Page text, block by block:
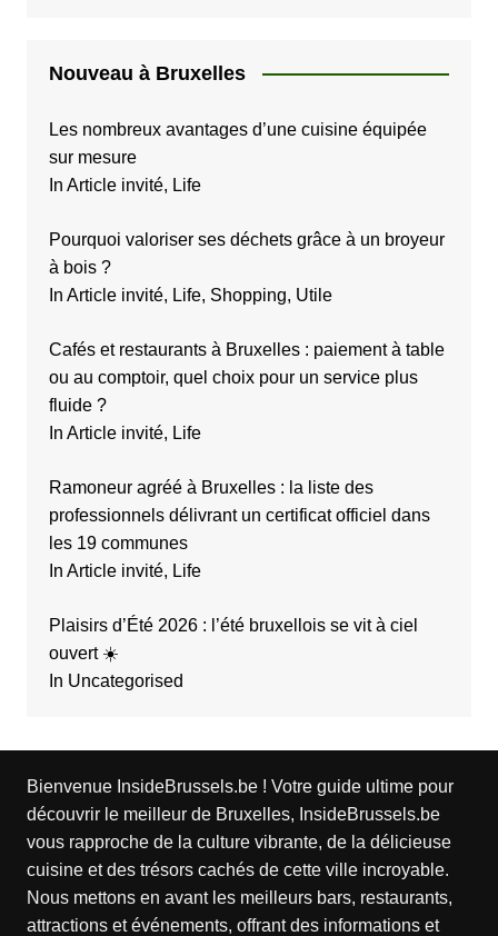
Nouveau à Bruxelles
Les nombreux avantages d’une cuisine équipée
sur mesure
In Article invité, Life
Pourquoi valoriser ses déchets grâce à un broyeur
à bois ?
In Article invité, Life, Shopping, Utile
Cafés et restaurants à Bruxelles : paiement à table
ou au comptoir, quel choix pour un service plus
fluide ?
In Article invité, Life
Ramoneur agréé à Bruxelles : la liste des
professionnels délivrant un certificat officiel dans
les 19 communes
In Article invité, Life
Plaisirs d’Été 2026 : l’été bruxellois se vit à ciel
ouvert ☀️
In Uncategorised
Bienvenue InsideBrussels.be ! Votre guide ultime pour
découvrir le meilleur de Bruxelles, InsideBrussels.be
vous rapproche de la culture vibrante, de la délicieuse
cuisine et des trésors cachés de cette ville incroyable.
Nous mettons en avant les meilleurs bars, restaurants,
attractions et événements, offrant des informations et